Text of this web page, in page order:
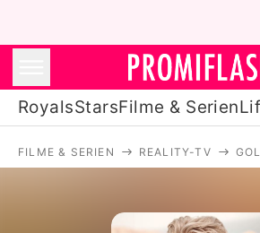
RoyalsStarsFilme & Serien
FILME & SERIEN REALITY-TV